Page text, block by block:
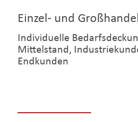
Einzel- und Großhandel
Individuelle
Mittelstand,
Endkunden